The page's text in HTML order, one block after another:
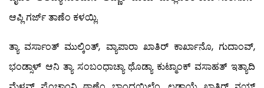
ಆಪ್ಲಿ ಗರ್ಜ್ ತಾಣೆಂ ಕಳಯ್ಲಿ.
ತ್ಯಾ ವರ್ಸಾಂತ್ ಮುಲ್ಕಿಂತ್, ವ್ಯಾಪಾರಾ ಖಾತಿರ್ ಕಾರ್ಖಾನೊ, ಗುದಾಂವ್,
ಭಂಡ್ಸಾಳ್ ಆನಿ ತ್ಯಾ ಸಂಬಂಧಾಚ್ಯಾ ಥೊಡ್ಯಾ ಕುಟ್ಮಾಂಕ್ ವಸಾಹತ್ ಇತ್ಯಾದಿ